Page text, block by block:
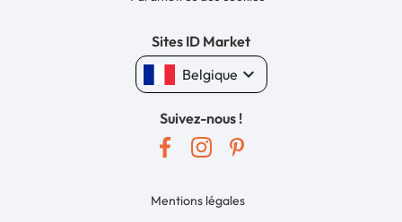
Sites ID Market
Belgique keyboard_arrow_down
Suivez-nous !
Mentions légales